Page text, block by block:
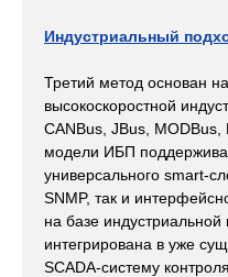
Индустриальный
Третий метод основан
высокоскоростной
CANBus, JBus,
модели ИБП
универсального smart-
SNMP, так и
на базе
интегрирована в уже
SCADA-систему